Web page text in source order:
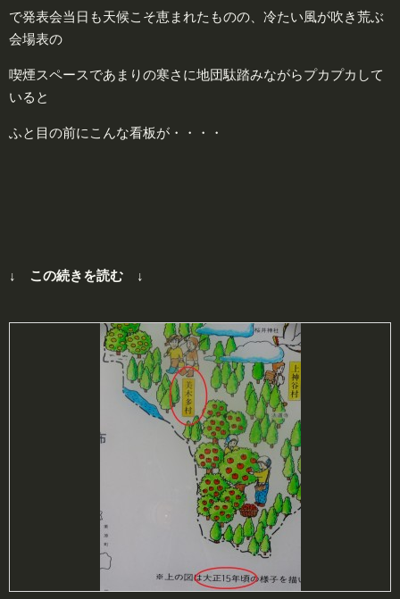
で発表会当日も天候こそ恵まれたものの、冷たい風が吹き荒ぶ
会場表の
喫煙スペースであまりの寒さに地団駄踏みながらプカプカして
いると
ふと目の前にこんな看板が・・・・
↓ この続きを読む ↓